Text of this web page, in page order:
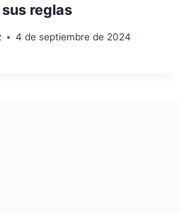
reglas
4 de septiembre de 2024